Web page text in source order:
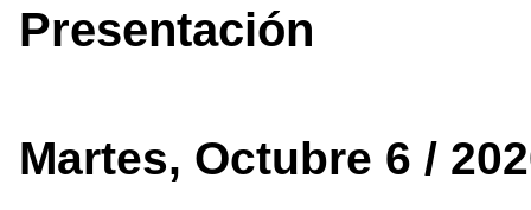
Presentación
Martes, Octubre 6 /